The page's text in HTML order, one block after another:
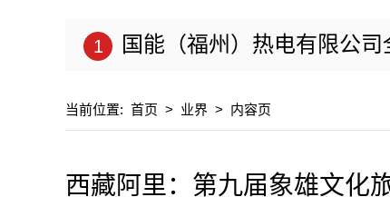
国能（福州）热电有限公司全
当前位置: 首页 > 业界 > 内容页
西藏阿里：第九届象雄文化